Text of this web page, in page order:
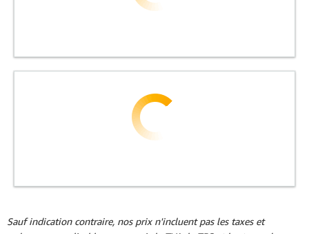
Sauf indication contraire, nos prix n'incluent pas les taxes et